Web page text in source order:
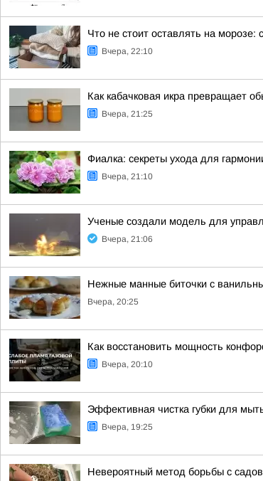
Что не стоит оставлять на морозе:
Вчера, 22:10
Как кабачковая икра превращает
Вчера, 21:25
Фиалка: секреты ухода для
Вчера, 21:10
Ученые создали модель для
Вчера, 21:06
Нежные манные биточки с
Вчера, 20:25
Как восстановить мощность
Вчера, 20:10
Эффективная чистка губки для
Вчера, 19:25
Невероятный метод борьбы с